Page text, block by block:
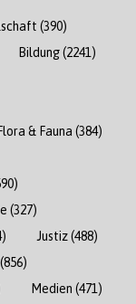
(390)
Bildung(2241)
& Fauna (384)
(327)
Justiz(488)
(856)
Medien (471)